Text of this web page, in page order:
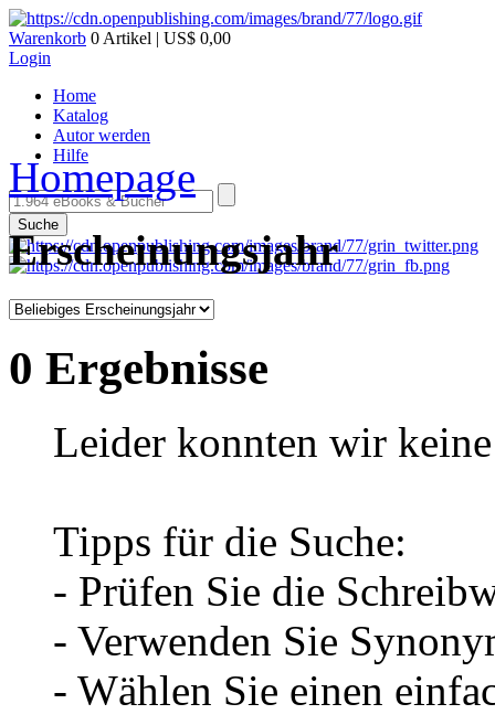
Warenkorb 0 Artikel | US$ 0,00
Login
Home
Katalog
Autor werden
Hilfe
Suche
Homepage
Erscheinungsjahr
0 Ergebnisse
Leider konnten wir
Tipps für die Suche:
- Prüfen Sie die
- Verwenden Sie
- Wählen Sie einen